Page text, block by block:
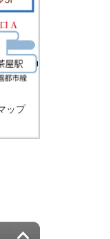
ップ